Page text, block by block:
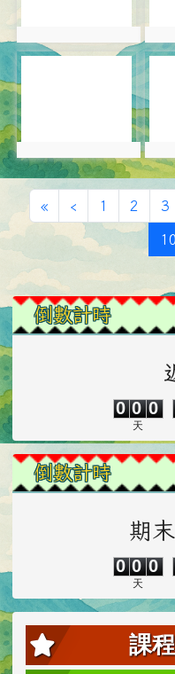
photo:6068
photo:6070
«第一頁
‹ 上一頁
1 2 3
10
左邊區域內容
倒數計時
0 0 0
天
倒數計時
期
0
0
0
0
0
天
課